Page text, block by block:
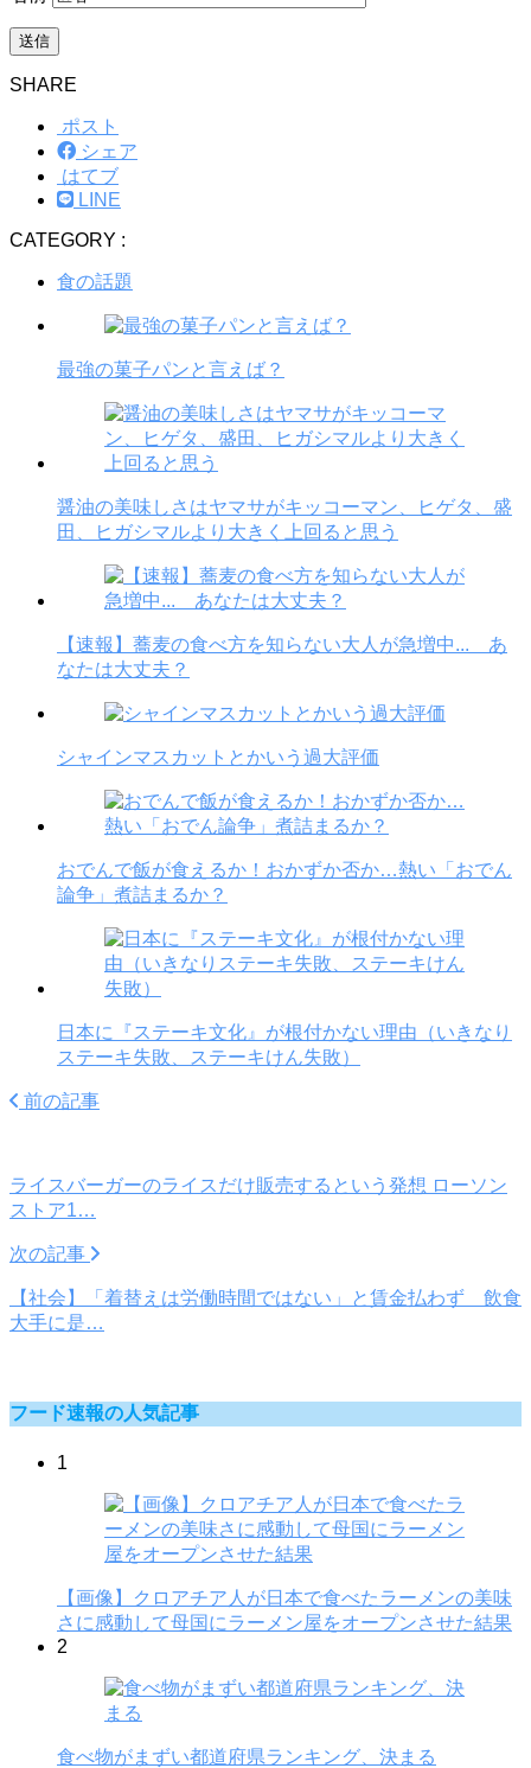
SHARE
ポスト
シェア
はてブ
LINE
CATEGORY :
食の話題
最強の菓子パンと言えば？
醤油の美味しさはヤマサがキッコーマン、ヒゲタ、盛
田、ヒガシマルより大きく上回ると思う
【速報】蕎麦の食べ方を知らない大人が急増中... あ
なたは大丈夫？
シャインマスカットとかいう過大評価
おでんで飯が食えるか！おかずか否か…熱い「おでん
論争」煮詰まるか？
日本に『ステーキ文化』が根付かない理由（いきなり
ステーキ失敗、ステーキけん失敗）
前の記事
ライスバーガーのライスだけ販売するという発想 ローソン
ストア1…
次の記事
【社会】「着替えは労働時間ではない」と賃金払わず 飲食
大手に是…
フード速報の人気記事
1
【画像】クロアチア人が日本で食べたラーメンの美味
さに感動して母国にラーメン屋をオープンさせた結果
2
食べ物がまずい都道府県ランキング、決まる